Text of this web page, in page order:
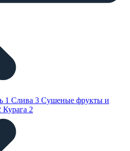
1 Слива 3 Сушеные фрукты и
Курага 2